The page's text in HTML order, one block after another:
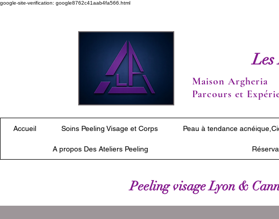
google-site-verification: google8762c41aab4fa566.html
Maison Argheria
Parcours et
Accueil Soins Peeling Visage et Corps Peau à tendance
A propos Des Ateliers Peeling
Peeling visage Lyon &